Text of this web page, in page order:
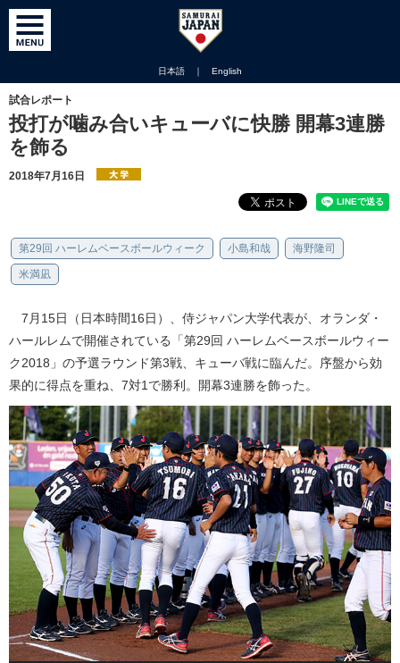
日本語 ｜ English
試合レポート
投打が噛み合いキューバに快勝 開幕3連勝
を飾る
2018年7月16日
第29回 ハーレムベースボールウィーク 小島和哉 海野隆司
米満凪
7月15日（日本時間16日）、侍ジャパン大学代表が、オランダ・
ハールレムで開催されている「第29回 ハーレムベースボールウィー
ク2018」の予選ラウンド第3戦、キューバ戦に臨んだ。序盤から効
果的に得点を重ね、7対1で勝利。開幕3連勝を飾った。